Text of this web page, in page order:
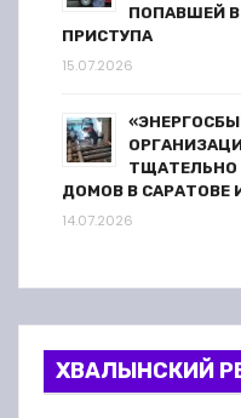
ПОПАВШЕЙ
ПРИСТУПА
15.07.2026
ТЩАТЕЛЬНО
ДОМОВ В САРАТОВЕ
14.07.2026
ХВАЛЫНСКИЙ